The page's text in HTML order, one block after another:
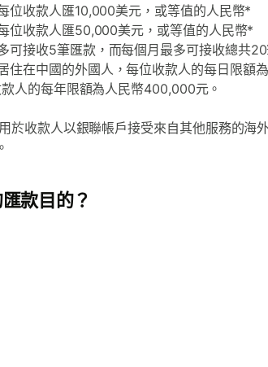
位收款人匯10,000美元，或等值的人民幣*
位收款人匯50,000美元，或等值的人民幣*
可接收5筆匯款，而每個月最多可接收總共
住在中國的外國人，每位收款人的每日限額
人的每年限額為人民幣400,000元。
於收款人以銀聯帳戶接受來自其他服務的海
款目的？